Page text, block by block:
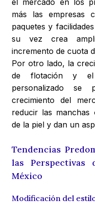
el mercado en los
más las empresas
paquetes y
su vez crea
incremento de cuota
Por otro lado, la
de flotación y el
personalizado se
crecimiento del
reducir las manchas
de la piel y dan un
Tendencias
las Perspectivas
México
Modificación del